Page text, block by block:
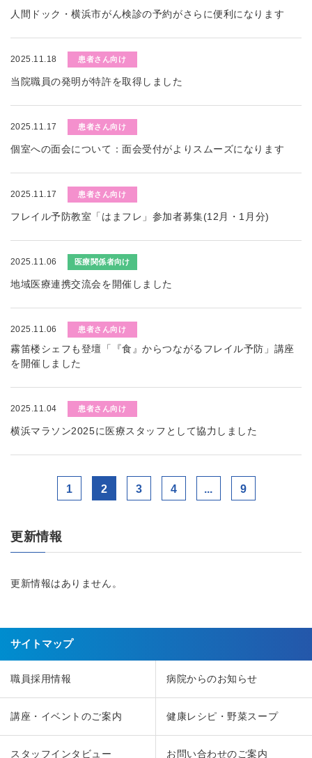
人間ドック・横浜市がん検診の予約がさらに便利になります
2025.11.18 患者さん向け
当院職員の発明が特許を取得しました
2025.11.17 患者さん向け
個室への面会について：面会受付がよりスムーズになります
2025.11.17 患者さん向け
フレイル予防教室「はまフレ」参加者募集(12月・1月分)
2025.11.06 医療関係者向け
地域医療連携交流会を開催しました
2025.11.06 患者さん向け
霧笛楼シェフも登壇「『食』からつながるフレイル予防」講座
を開催しました
2025.11.04 患者さん向け
横浜マラソン2025に医療スタッフとして協力しました
1 2 3 4 ... 9
更新情報
更新情報はありません。
サイトマップ
職員採用情報 病院からのお知らせ
講座・イベントのご案内 健康レシピ・野菜スープ
スタッフインタビュー お問い合わせのご案内